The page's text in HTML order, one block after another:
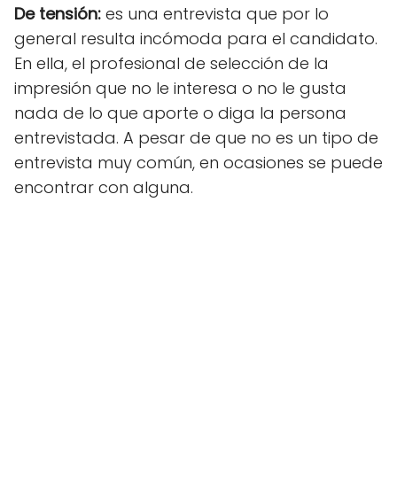
De tensión: es una entrevista que por lo
general resulta incómoda para el candidato.
En ella, el profesional de selección de la
impresión que no le interesa o no le gusta
nada de lo que aporte o diga la persona
entrevistada. A pesar de que no es un tipo de
entrevista muy común, en ocasiones se puede
encontrar con alguna.